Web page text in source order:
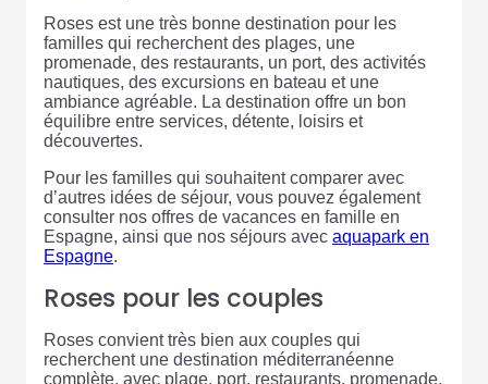
Roses est une très bonne destination pour les
familles qui recherchent des plages, une
promenade, des restaurants, un port, des activités
nautiques, des excursions en bateau et une
ambiance agréable. La destination offre un bon
équilibre entre services, détente, loisirs et
découvertes.
Pour les familles qui souhaitent comparer avec
d’autres idées de séjour, vous pouvez également
consulter nos offres de vacances en famille en
Espagne, ainsi que nos séjours avec aquapark en
Espagne.
Roses pour les couples
Roses convient très bien aux couples qui
recherchent une destination méditerranéenne
complète, avec plage, port, restaurants, promenade,